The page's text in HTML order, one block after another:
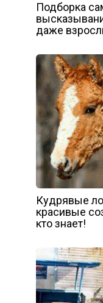
Подборка
даже
Кудрявые
красивые
кто знает!